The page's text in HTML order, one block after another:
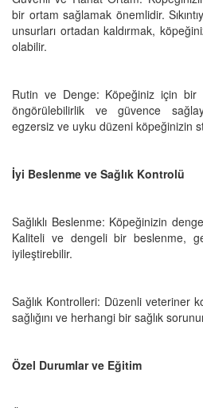
bir ortam sağlamak önemlidir.
unsurları ortadan kaldırmak,
olabilir.
Rutin ve Denge: Köpeğiniz için
öngörülebilirlik ve güvence
egzersiz ve uyku düzeni köpeğinizin
İyi Beslenme ve Sağlık Kontrolü
Sağlıklı Beslenme: Köpeğinizin
Kaliteli ve dengeli bir beslenme,
iyileştirebilir.
Sağlık Kontrolleri: Düzenli veteriner
sağlığını ve herhangi bir sağlık
Özel Durumlar ve Eğitim